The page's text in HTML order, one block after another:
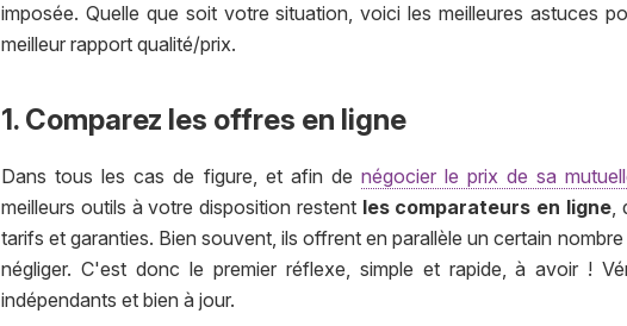
imposée. Quelle que soit votre situation, voici les meilleures astuces
meilleur rapport qualité/prix.
1. Comparez les offres en ligne
Dans tous les cas de figure, et afin de négocier le prix de sa
meilleurs outils à votre disposition restent les comparateurs en ligne,
tarifs et garanties. Bien souvent, ils offrent en parallèle un certain
négliger. C'est donc le premier réflexe, simple et rapide, à avoir !
indépendants et bien à jour.